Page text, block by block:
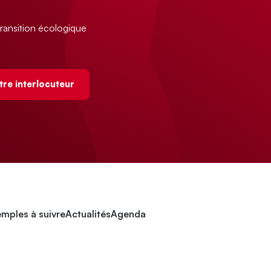
écologique
interlocuteur
à suivreActualitésAgenda